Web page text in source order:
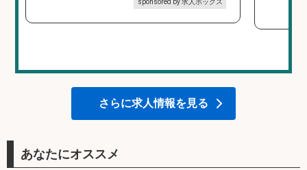
sponsored by 求人ボックス
さらに求人情報を見る
あなたにオススメ